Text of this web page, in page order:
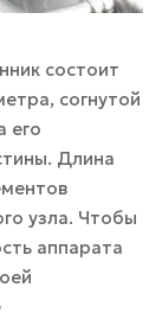
состоит
согнутой
его
Длина
узла. Чтобы
аппарата